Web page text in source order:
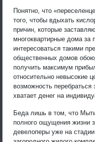
Понятно, что
того, чтобы вдыхать
причин, которые
многоквартирные дома
интересоваться такими
общественных домов
получить максимум
относительно невысокие
возможность
хватает денег на
Беда лишь в том, что
полного ощущения жизни
девелоперы уже на стадии